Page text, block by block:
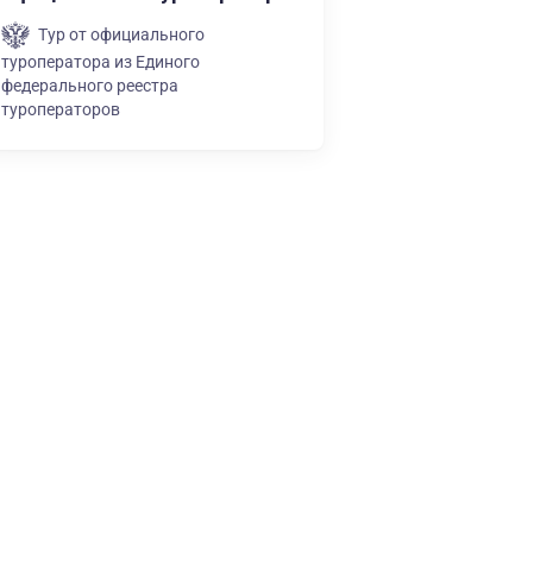
Тур от официального
туроператора из Единого
федерального реестра
туроператоров